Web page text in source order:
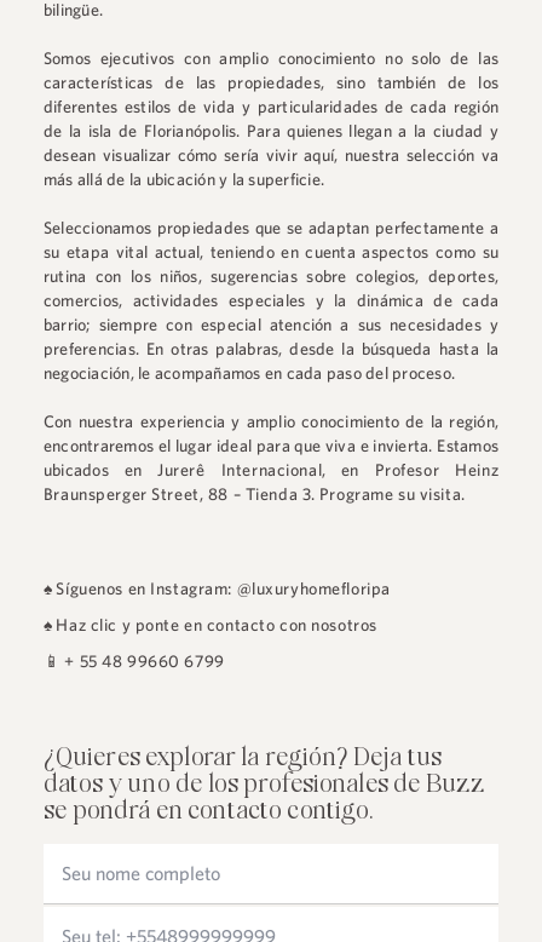
bilingüe.
Somos ejecutivos con amplio conocimiento no solo de las
características de las propiedades, sino también de los
diferentes estilos de vida y particularidades de cada región
de la isla de Florianópolis. Para quienes llegan a la ciudad y
desean visualizar cómo sería vivir aquí, nuestra selección va
más allá de la ubicación y la superficie.
Seleccionamos propiedades que se adaptan perfectamente a
su etapa vital actual, teniendo en cuenta aspectos como su
rutina con los niños, sugerencias sobre colegios, deportes,
comercios, actividades especiales y la dinámica de cada
barrio; siempre con especial atención a sus necesidades y
preferencias. En otras palabras, desde la búsqueda hasta la
negociación, le acompañamos en cada paso del proceso.
Con nuestra experiencia y amplio conocimiento de la región,
encontraremos el lugar ideal para que viva e invierta. Estamos
ubicados enJurerê Internacional, en Profesor Heinz
Braunsperger Street, 88 – Tienda 3. Programe su visita.
♠ Síguenos en Instagram: @luxuryhomefloripa
♠ Haz clic y ponte en contacto con nosotros
📱+ 55 48 99660 6799
¿Quieres explorar la región? Deja tus
datos y uno de los profesionales de Buzz
se pondrá en contacto contigo.